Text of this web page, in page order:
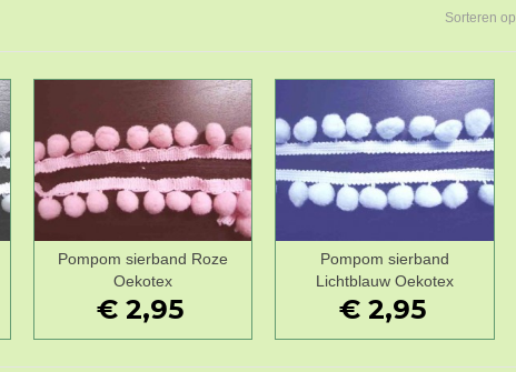
Sorteren op
Wenslijst
Pompom sierband Roze
Oekotex
€ 2,95
Wenslijst
Pompom sierband
Lichtblauw Oekotex
€ 2,95